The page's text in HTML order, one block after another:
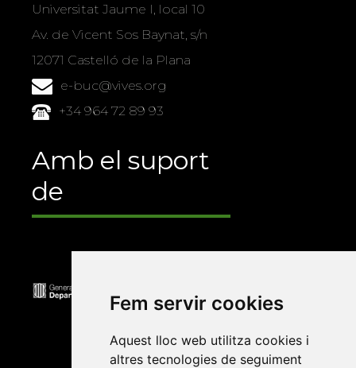
Fem servir cookies
Aquest lloc web utilitza cookies i
altres tecnologies de seguiment
Universitat Jaume I, local 10
Av. de Vicent Sos Baynat, s/n
12071 Castelló de la Plana
e-buc@vives.org
+34 964 72 89 93
Amb el suport
de